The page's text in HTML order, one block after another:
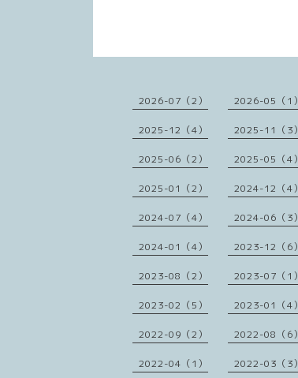
2026-07（2） 2026-05（1）
2025-12（4） 2025-11（3）
2025-06（2） 2025-05（4）
2025-01（2） 2024-12（4）
2024-07（4） 2024-06（3）
2024-01（4） 2023-12（6）
2023-08（2） 2023-07（1）
2023-02（5） 2023-01（4）
2022-09（2） 2022-08（6）
2022-04（1） 2022-03（3）